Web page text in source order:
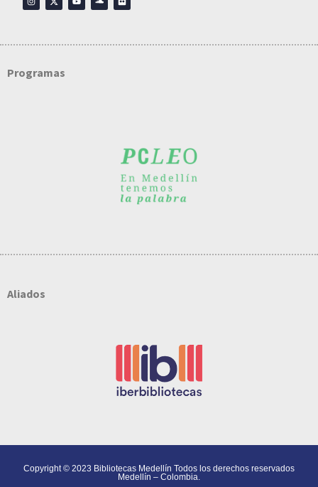
Programas
Aliados
Copyright © 2023 Bibliotecas Medellín Todos los derechos reservados
Medellín – Colombia.